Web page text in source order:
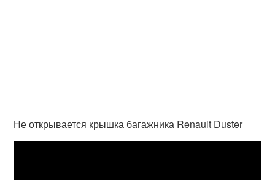
Не открывается крышка багажника Renault Duster